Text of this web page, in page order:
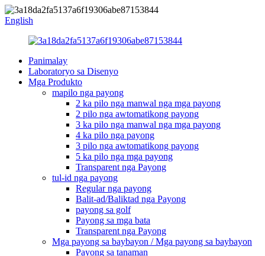
English
Panimalay
Laboratoryo sa Disenyo
Mga Produkto
mapilo nga payong
2 ka pilo nga manwal nga mga payong
2 pilo nga awtomatikong payong
3 ka pilo nga manwal nga mga payong
4 ka pilo nga payong
3 pilo nga awtomatikong payong
5 ka pilo nga mga payong
Transparent nga Payong
tul-id nga payong
Regular nga payong
Balit-ad/Baliktad nga Payong
payong sa golf
Payong sa mga bata
Transparent nga Payong
Mga payong sa baybayon / Mga payong sa baybayon
Payong sa tanaman